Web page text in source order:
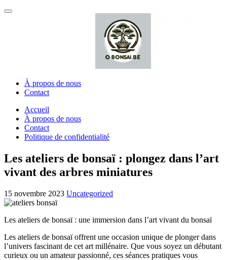
Passer
Passer
Menu
À propos de nous
Contact
Accueil
À propos de nous
Contact
Politique de confidentialité
Les ateliers de bonsaï : plongez dans l’art
vivant des arbres miniatures
Publié
le
15 novembre 2023 Catégorie
Uncategorized
Les ateliers de bonsaï : une immersion dans l’art vivant du bonsaï
Les ateliers de bonsaï offrent une occasion unique de plonger dans
l’univers fascinant de cet art millénaire. Que vous soyez un débutant
curieux ou un amateur passionné, ces séances pratiques vous